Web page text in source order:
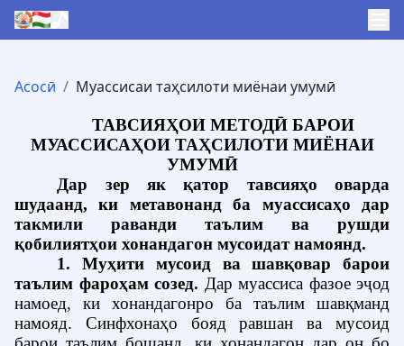
Асосӣ / Муассисаи таҳсилоти миёнаи умумӣ
ТАВСИЯҲОИ МЕТОДӢ БАРОИ
МУАССИСАҲОИ ТАҲСИЛОТИ МИЁНАИ
УМУМӢ
Дар зер як қатор тавсияҳо оварда
шудаанд, ки метавонанд ба муассисаҳо дар
такмили раванди таълим ва рушди
қобилиятҳои хонандагон мусоидат намоянд.
1. Муҳити мусоид ва шавқовар барои
таълим фароҳам созед. Дар муассиса фазое эҷод
намоед, ки хонандагонро ба таълим шавқманд
намояд. Синфхонаҳо бояд равшан ва мусоид